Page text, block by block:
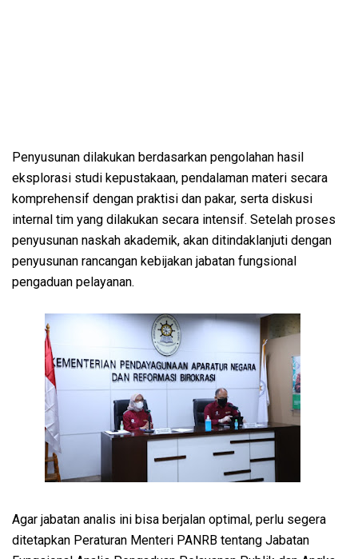
Penyusunan dilakukan berdasarkan pengolahan hasil
eksplorasi studi kepustakaan, pendalaman materi secara
komprehensif dengan praktisi dan pakar, serta diskusi
internal tim yang dilakukan secara intensif. Setelah proses
penyusunan naskah akademik, akan ditindaklanjuti dengan
penyusunan rancangan kebijakan jabatan fungsional
pengaduan pelayanan.
Agar jabatan analis ini bisa berjalan optimal, perlu segera
ditetapkan Peraturan Menteri PANRB tentang Jabatan